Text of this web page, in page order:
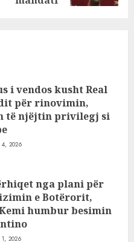
i vendos kusht Real
për rinovimin,
të njëjtin privilegj si
4, 2026
nga plani për
e Botërorit,
Kemi humbur besimin
2026